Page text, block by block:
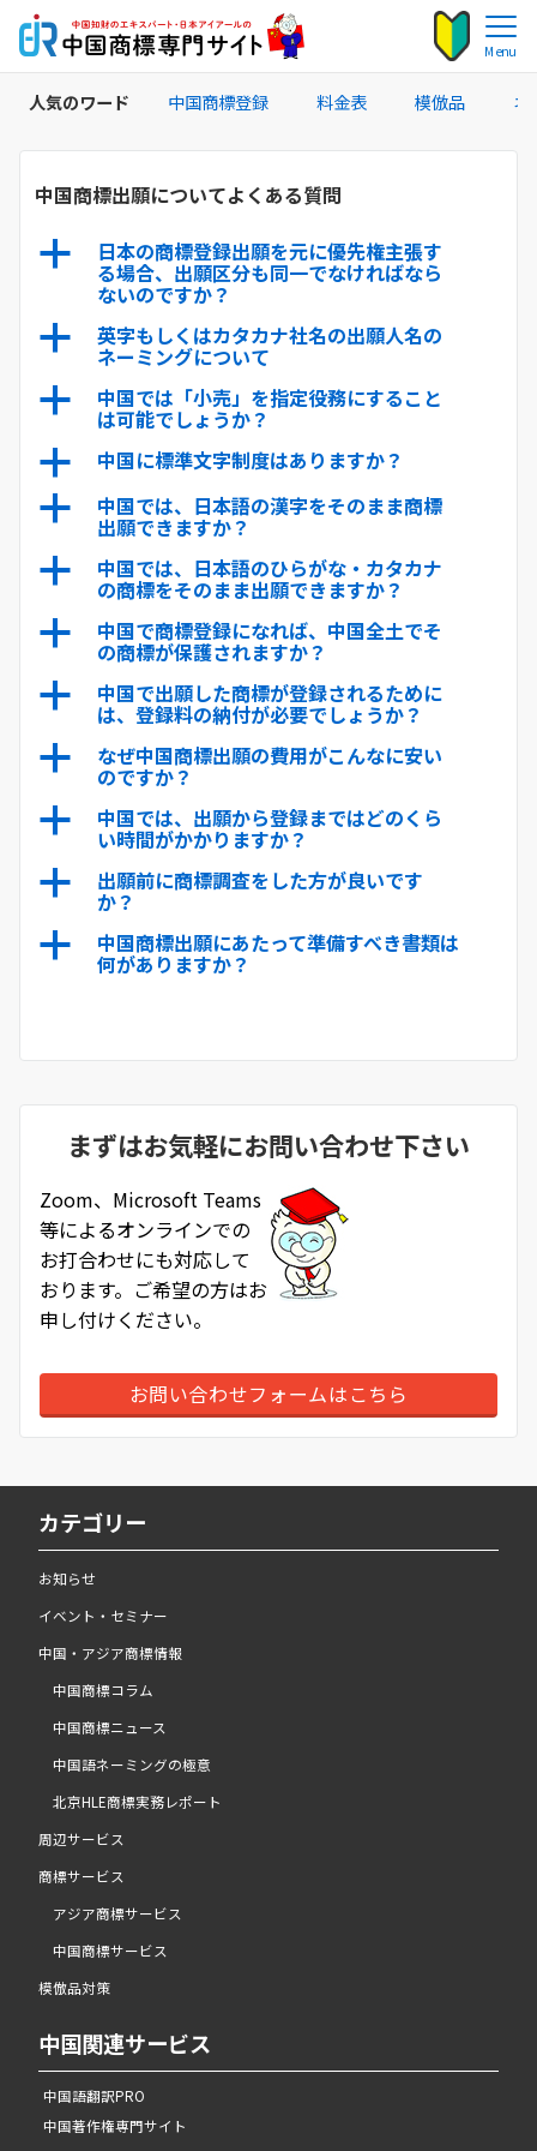
Menu
人気のワード 中国商標登録 料金表 模倣品 ネ
中国商標出願についてよくある質問
a 日本の商標登録出願を元に優先権主張す
る場合、出願区分も同一でなければなら
ないのですか？
a 英字もしくはカタカナ社名の出願人名の
ネーミングについて
a 中国では「小売」を指定役務にすること
は可能でしょうか？
a 中国に標準文字制度はありますか？
a 中国では、日本語の漢字をそのまま商標
出願できますか？
a 中国では、日本語のひらがな・カタカナ
の商標をそのまま出願できますか？
a 中国で商標登録になれば、中国全土でそ
の商標が保護されますか？
a 中国で出願した商標が登録されるために
は、登録料の納付が必要でしょうか？
a なぜ中国商標出願の費用がこんなに安い
のですか？
a 中国では、出願から登録まではどのくら
い時間がかかりますか？
a 出願前に商標調査をした方が良いです
か？
a 中国商標出願にあたって準備すべき書類は
何がありますか？
まずはお気軽にお問い合わせ下さい
Zoom、Microsoft Teams
等によるオンラインでの
お打合わせにも対応して
おります。ご希望の方はお
申し付けください。
お問い合わせフォームはこちら
カテゴリー
お知らせ
イベント・セミナー
中国・アジア商標情報
中国商標コラム
中国商標ニュース
中国語ネーミングの極意
北京HLE商標実務レポート
周辺サービス
商標サービス
アジア商標サービス
中国商標サービス
模倣品対策
中国関連サービス
中国語翻訳PRO
中国著作権専門サイト